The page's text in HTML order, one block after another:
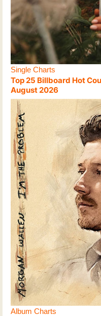
Single Charts
Top 25 Billboard Hot
August 2026
Album Charts